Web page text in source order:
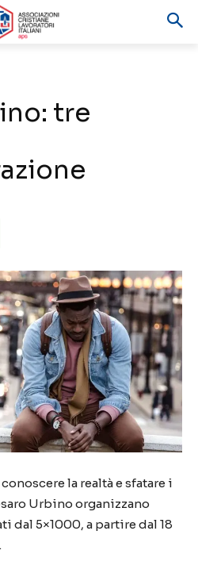
tre
la realtà e sfatare i
Urbino organizzano
dal 5×1000, a partire dal 18